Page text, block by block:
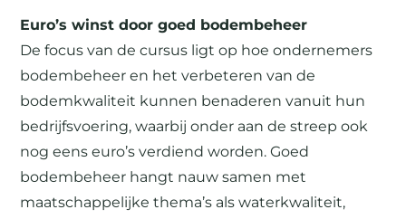
Euro’s winst door goed bodembeheer
De focus van de cursus ligt op hoe ondernemers
bodembeheer en het verbeteren van de
bodemkwaliteit kunnen benaderen vanuit hun
bedrijfsvoering, waarbij onder aan de streep ook
nog eens euro’s verdiend worden. Goed
bodembeheer hangt nauw samen met
maatschappelijke thema’s als waterkwaliteit,